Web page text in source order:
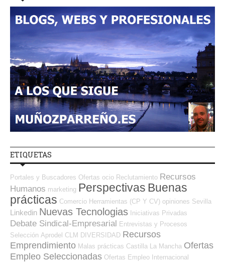
ETIQUETAS
Portales y Buscadores Ofertas ocio Reclutamiento Recursos
Humanos marketing Perspectivas Buenas
prácticas Comercio Herramientas (CP Y CV) opiniones Sevilla
Linkedin Nuevas Tecnologias Iniciativas Privadas
Debate Sindical-Empresarial Entrevistas y Procesos
Selección Aprodel CLM DIVERSIDAD Recursos
Emprendimiento Malas prácticas Castilla La Mancha Ofertas
Empleo Seleccionadas Ofertas Empleo Internacional